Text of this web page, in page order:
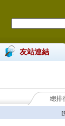
友站連結
總排
[